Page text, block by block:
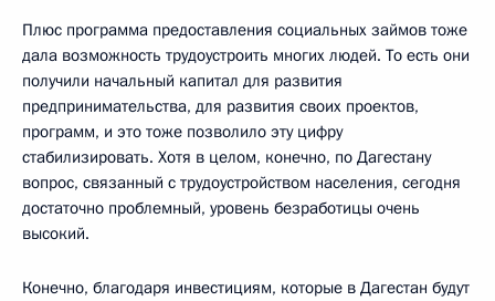
Плюс программа предоставления социальных займов тоже
дала возможность трудоустроить многих людей. То есть они
получили начальный капитал для развития
предпринимательства, для развития своих проектов,
программ, и это тоже позволило эту цифру
стабилизировать. Хотя в целом, конечно, по Дагестану
вопрос, связанный с трудоустройством населения, сегодня
достаточно проблемный, уровень безработицы очень
высокий.
Конечно, благодаря инвестициям, которые в Дагестан будут